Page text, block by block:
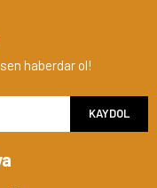
haberdar ol!
KAYDOL